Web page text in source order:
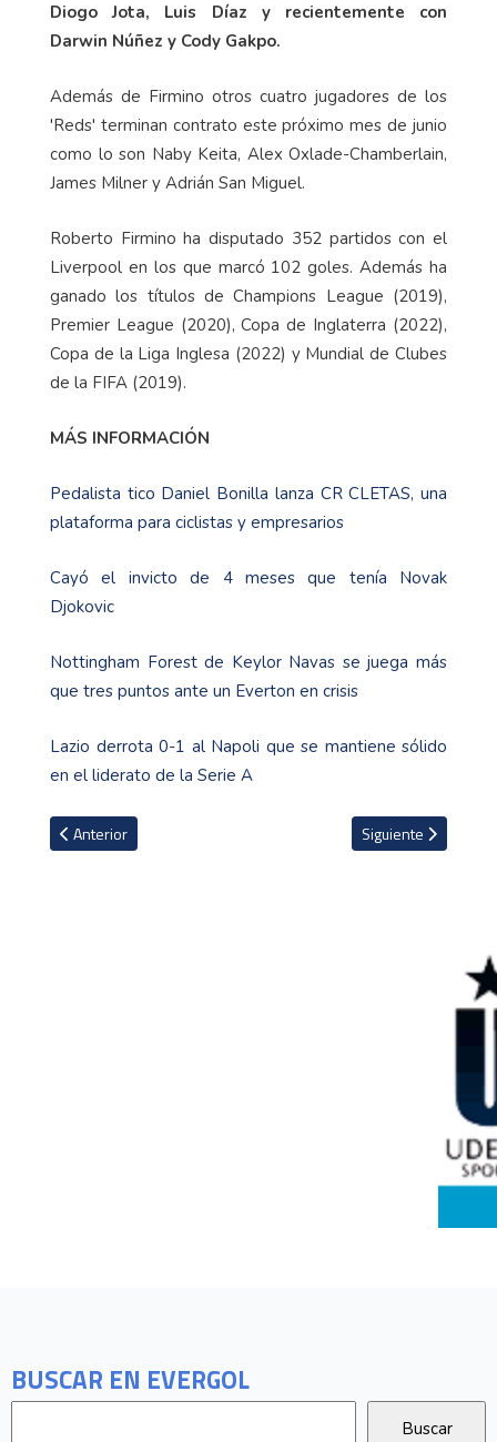
BUSCAR EN EVERGOL
Diogo Jota, Luis Díaz y recientemente con
Darwin Núñez y Cody Gakpo.
Además de Firmino otros cuatro jugadores de los
'Reds' terminan contrato este próximo mes de junio
como lo son Naby Keita, Alex Oxlade-Chamberlain,
James Milner y Adrián San Miguel.
Roberto Firmino ha disputado 352 partidos con el
Liverpool en los que marcó 102 goles. Además ha
ganado los títulos de Champions League (2019),
Premier League (2020), Copa de Inglaterra (2022),
Copa de la Liga Inglesa (2022) y Mundial de Clubes
de la FIFA (2019).
MÁS INFORMACIÓN
Pedalista tico Daniel Bonilla lanza CR CLETAS, una
plataforma para ciclistas y empresarios
Cayó el invicto de 4 meses que tenía Novak
Djokovic
Nottingham Forest de Keylor Navas se juega más
que tres puntos ante un Everton en crisis
Lazio derrota 0-1 al Napoli que se mantiene sólido
en el liderato de la Serie A
Artículo anterior: Xavi: "Ganas 0-1 en Madrid y parece que no
Anterior Artículo siguiente:
Siguiente